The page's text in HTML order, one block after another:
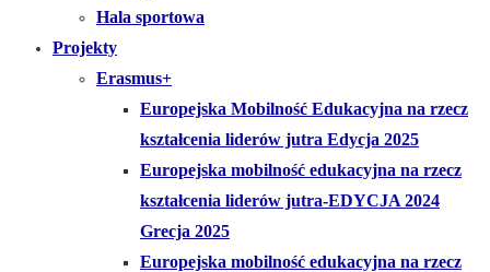
Hala sportowa
Projekty
Erasmus+
Europejska Mobilność Edukacyjna na rzecz
kształcenia liderów jutra Edycja 2025
Europejska mobilność edukacyjna na rzecz
kształcenia liderów jutra-EDYCJA 2024
Grecja 2025
Europejska mobilność edukacyjna na rzecz